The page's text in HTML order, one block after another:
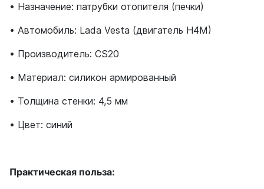
• Назначение: патрубки отопителя (печки)
• Автомобиль: Lada Vesta (двигатель H4M)
• Производитель: CS20
• Материал: силикон армированный
• Толщина стенки: 4,5 мм
• Цвет: синий
Практическая польза: